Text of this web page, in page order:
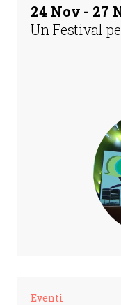
24 Nov - 27
Un Festival
Eventi